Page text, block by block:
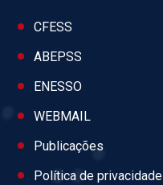
CFESS
ABEPSS
ENESSO
WEBMAIL
Publicações
Política de privacidade